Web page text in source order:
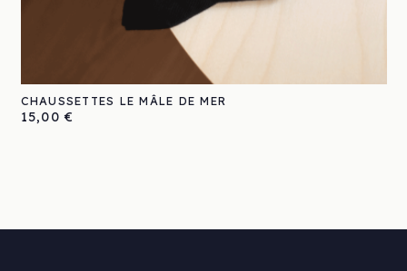
CHAUSSETTES LE MÂLE DE MER
Prix
15,00 €